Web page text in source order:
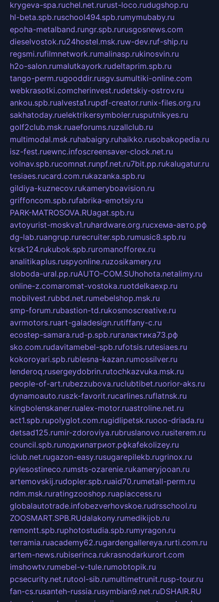
krygeva-spa.ruchel.net.rurust-loco.rudugshop.ru
hl-beta.spb.ruschool494.spb.rumymubaby.ru
epoha-metalband.rungr.spb.rurusgosnews.com
dieselvostok.ru24hostel.msk.ruw-dev.ruf-ship.ru
regsmi.rufilmnetwork.rumalinasp.rukinosvin.ru
h2o-salon.rumalutkayork.rudeltaprim.spb.ru
tango-perm.rugooddir.rusgv.sumultiki-online.com
webkrasotki.comcherinvest.rudetskiy-ostrov.ru
ankou.spb.rualvesta1.rupdf-creator.runix-files.org.ru
sakhatoday.ruelektrikersymboler.rusputnikyes.ru
golf2club.msk.ruaeforums.ruzallclub.ru
multimodal.msk.ruhabaigry.ruhaikko.rusobakopedia.ru
isz-fest.ruewnc.infoscreensaver-clock.net.ru
volnav.spb.rucomnat.runpf.net.ru7bit.pp.rukalugatur.ru
tesiaes.rucard.com.rukazanka.spb.ru
gildiya-kuznecov.rukameryboavision.ru
griffoncom.spb.rufabrika-emotsiy.ru
PARK-MATROSOVA.RUagat.spb.ru
avtoyurist-moskva1.ruhardware.org.ruсхема-авто.рф
dg-lab.ruangrup.rurecruiter.spb.rumusic8.spb.ru
krsk124.rukubok.spb.ruromanofforex.ru
analitikaplus.ruspyonline.ruzosikamery.ru
sloboda-ural.pp.ruAUTO-COM.SUhohota.netalimy.ru
online-z.comaromat-vostoka.ruotdelkaexp.ru
mobilvest.rubbd.net.rumebelshop.msk.ru
smp-forum.rubastion-td.rukosmoscreative.ru
avrmotors.ruart-galadesign.rutiffany-c.ru
ecostep-samara.rud-p.spb.ruгалактика73.рф
sko.com.rudavitamebel-spb.rufotsis.rutesiaes.ru
kokoroyari.spb.rublesna-kazan.rumossilver.ru
lenderoq.rusergeydobrin.rutochkazvuka.msk.ru
people-of-art.rubezzubova.ruclubtibet.ruorior-aks.ru
dynamoauto.ruszk-favorit.rucarlines.ruflatnsk.ru
kingbolenskaner.rualex-motor.ruastroline.net.ru
act1.spb.rupolyglot.com.rugidlipetsk.ruooo-driada.ru
detsad125.rumir-zdoroviya.rubruslanovo.rusiterem.ru
council.spb.ruлодкипатриот.рфkafekolizey.ru
iclub.net.rugazon-easy.rusugarepilekb.rugrinox.ru
pylesostineco.rumsts-ozarenie.rukameryjooan.ru
artemovskij.rudopler.spb.ruaid70.rumetall-perm.ru
ndm.msk.ruratingzooshop.ruapiaccess.ru
globalautotrade.infobezverhovskoe.rudrsschool.ru
ZOOSMART.SPB.RUdalakony.rumedikijob.ru
remontt.spb.ruphotostudia.spb.rumyragon.ru
terramia.ruacademy62.rugardengallereya.rurti.com.ru
artem-news.rubiserinca.rukrasnodarkurort.com
imshowtv.rumebel-v-tule.rumobtopik.ru
pcsecurity.net.rutool-sib.rumultimetrunit.rusp-tour.ru
fan-cs.rusanteh-russia.rusymbian9.net.ruDSHAIR.RU